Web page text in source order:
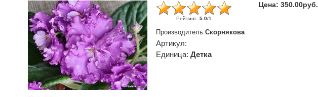
Рейтинг: 5.0/1
Цена: 350.00руб.
Производитель:Скорнякова
Артикул:
Единица: Детка